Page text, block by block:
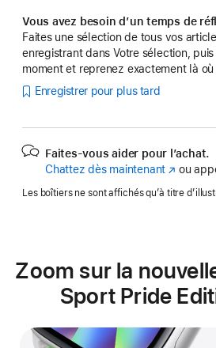
Vous avez besoin d’un temps de
Faites une sélection de tous vos
enregistrant dans Votre sélection,
moment et reprenez exactement là
Enregistrer pour plus tard
Faites-vous aider pour l’achat.
Chattez dès maintenant (s’ouvre
une
ou
Les boîtiers ne sont affichés qu’à titre
Zoom sur la
Sport Pride